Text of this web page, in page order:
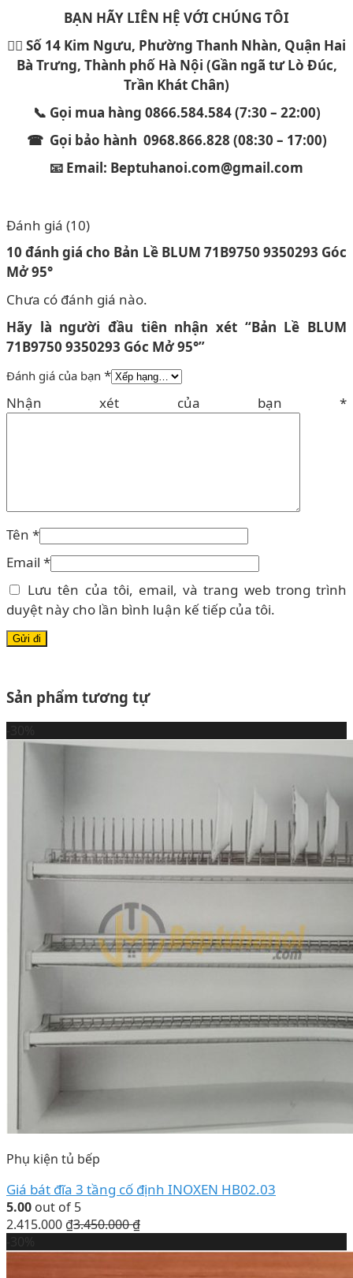
BẠN HÃY LIÊN HỆ VỚI CHÚNG TÔI
🏳️‍🌈 Số 14 Kim Ngưu, Phường Thanh Nhàn, Quận Hai
Bà Trưng, Thành phố Hà Nội (Gần ngã tư Lò Đúc,
Trần Khát Chân)
📞 Gọi mua hàng 0866.584.584 (7:30 – 22:00)
☎ Gọi bảo hành 0968.866.828 (08:30 – 17:00)
📧 Email: Beptuhanoi.com@gmail.com
Đánh giá (10)
10 đánh giá cho Bản Lề BLUM 71B9750 9350293 Góc
Mở 95°
Chưa có đánh giá nào.
Hãy là người đầu tiên nhận xét “Bản Lề BLUM
71B9750 9350293 Góc Mở 95°”
Đánh giá của bạn *
Nhận xét của bạn *
Tên *
Email *
Lưu tên của tôi, email, và trang web trong trình
duyệt này cho lần bình luận kế tiếp của tôi.
Sản phẩm tương tự
Phụ kiện tủ bếp
Giá bát đĩa 3 tầng cố định INOXEN HB02.03
5.00 out of 5
2.415.000 ₫3.450.000₫